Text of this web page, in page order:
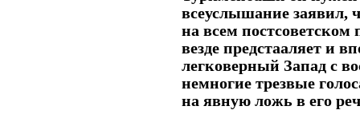
всеуслышание заявил,
на всем постсоветском
везде предстааляет и
легковерный Запад с
немногие трезвые
на явную ложь в его